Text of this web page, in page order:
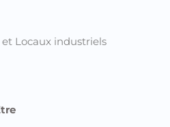
Locaux industriels